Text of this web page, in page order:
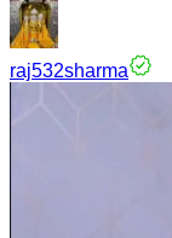
raj532sharma